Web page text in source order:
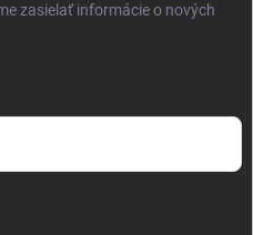
zasielať informácie o nových